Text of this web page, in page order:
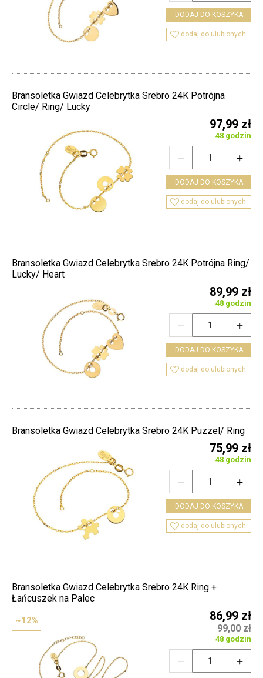
DODAJ DO KOSZYKA
 dodaj do ulubionych
Bransoletka Gwiazd Celebrytka Srebro 24K Potrójna
Circle/ Ring/ Lucky
97,99 zł
48 godzin


DODAJ DO KOSZYKA
 dodaj do ulubionych
Bransoletka Gwiazd Celebrytka Srebro 24K Potrójna Ring/
Lucky/ Heart
89,99 zł
48 godzin


DODAJ DO KOSZYKA
 dodaj do ulubionych
Bransoletka Gwiazd Celebrytka Srebro 24K Puzzel/ Ring
75,99 zł
48 godzin


DODAJ DO KOSZYKA
 dodaj do ulubionych
~12%
Bransoletka Gwiazd Celebrytka Srebro 24K Ring +
Łańcuszek na Palec
86,99 zł
99,00 zł
48 godzin

